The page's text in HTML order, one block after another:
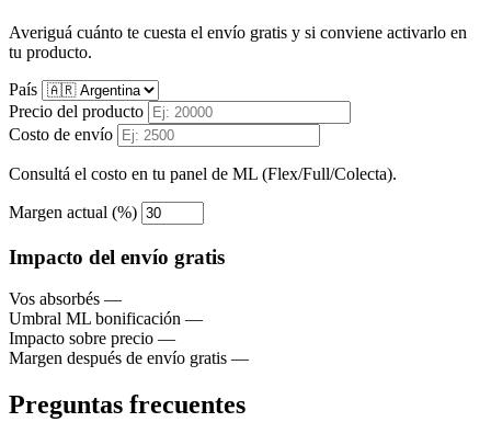
Averiguá cuánto te cuesta el envío gratis y si conviene activarlo en
tu producto.
País
Precio del producto
Costo de envío
Consultá el costo en tu panel de ML (Flex/Full/Colecta).
Margen actual (%)
Impacto del envío gratis
Vos absorbés —
Umbral ML bonificación —
Impacto sobre precio —
Margen después de envío gratis —
Preguntas frecuentes